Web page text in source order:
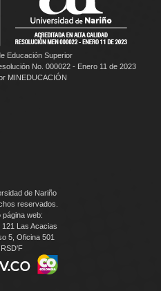
Educación Superior
No. 000022 - Enero 11 de 2023
MINEDUCACIÓN
de Nariño
reservados.
página web:
Las Acacias
5, Oficina 501